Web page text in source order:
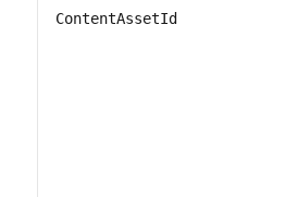
ContentAssetId